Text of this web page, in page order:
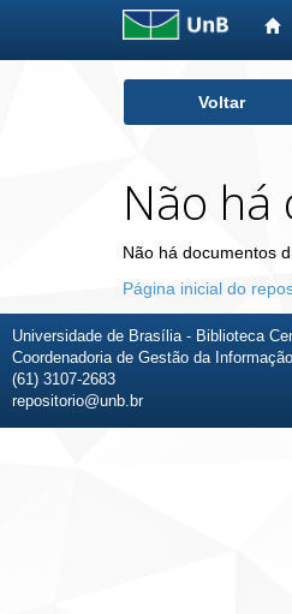
Voltar
Não há
Não há documentos
Página inicial do
Universidade de Brasília - Biblioteca
Coordenadoria de Gestão da
(61) 3107-2683
repositorio@unb.br